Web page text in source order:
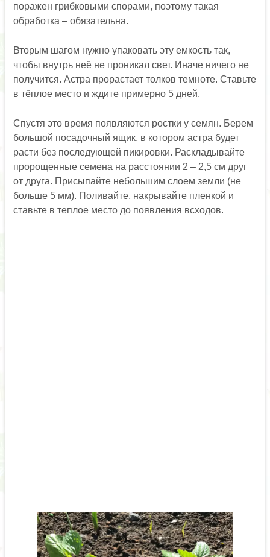
поражен грибковыми спорами, поэтому такая
обработка – обязательна.
Вторым шагом нужно упаковать эту емкость так,
чтобы внутрь неё не проникал свет. Иначе ничего не
получится. Астра прорастает толков темноте. Ставьте
в тёплое место и ждите примерно 5 дней.
Спустя это время появляются ростки у семян. Берем
большой посадочный ящик, в котором астра будет
расти без последующей пикировки. Раскладывайте
пророщенные семена на расстоянии 2 – 2,5 см друг
от друга. Присыпайте небольшим слоем земли (не
больше 5 мм). Поливайте, накрывайте пленкой и
ставьте в теплое место до появления всходов.